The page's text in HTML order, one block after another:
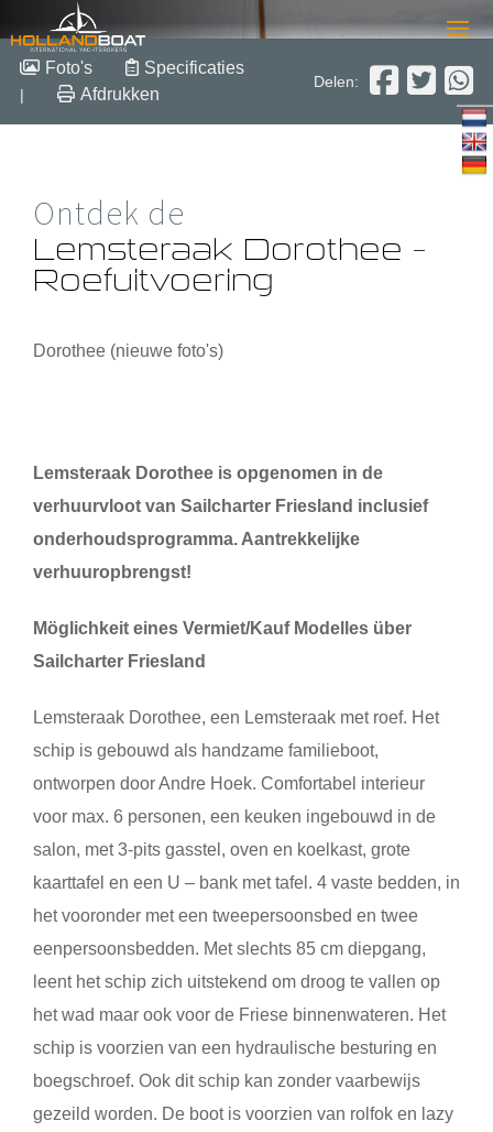
Lemsteraak Dorothee –
Roefuitvoering
Staal
Verkocht
Foto's Specificaties
| Afdrukken
Delen:
Ontdek de
Lemsteraak Dorothee –
Roefuitvoering
Dorothee (nieuwe foto's)
Lemsteraak Dorothee is opgenomen in de
verhuurvloot van Sailcharter Friesland inclusief
onderhoudsprogramma. Aantrekkelijke
verhuuropbrengst!
Möglichkeit eines Vermiet/Kauf Modelles über
Sailcharter Friesland
Lemsteraak Dorothee, een Lemsteraak met roef. Het
schip is gebouwd als handzame familieboot,
ontworpen door Andre Hoek. Comfortabel interieur
voor max. 6 personen, een keuken ingebouwd in de
salon, met 3-pits gasstel, oven en koelkast, grote
kaarttafel en een U – bank met tafel. 4 vaste bedden, in
het vooronder met een tweepersoonsbed en twee
eenpersoonsbedden. Met slechts 85 cm diepgang,
leent het schip zich uitstekend om droog te vallen op
het wad maar ook voor de Friese binnenwateren. Het
schip is voorzien van een hydraulische besturing en
boegschroef. Ook dit schip kan zonder vaarbewijs
gezeild worden. De boot is voorzien van rolfok en lazy